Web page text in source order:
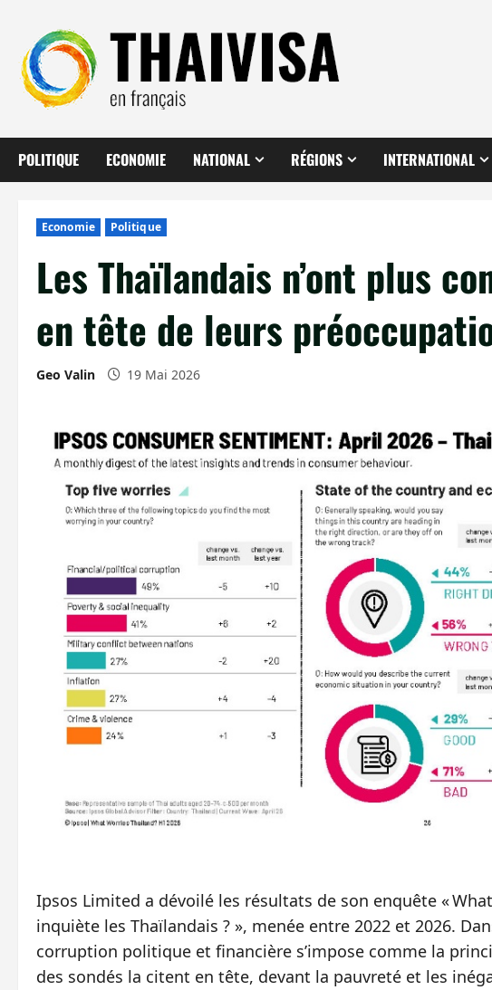
contenu
POLITIQUE ECONOMIE NATIONAL RÉGIONS INTERNATIONAL
Economie Politique
Les Thaïlandais n’ont plus
en tête de leurs
Geo Valin 19 Mai 2026
Ipsos Limited a dévoilé les résultats de son enquête «
inquiète les Thaïlandais ? », menée entre 2022 et 2026.
corruption politique et financière s’impose comme la
des sondés la citent en tête, devant la pauvreté et les